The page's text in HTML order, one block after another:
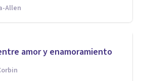
Allen
amor y enamoramiento